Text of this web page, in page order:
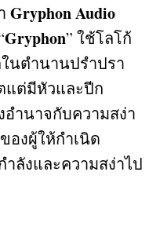
Gryphon Audio
Gryphon” ใช้โลโก้
นตำนานปรำปรา
แต่มีหัวและปีก
ำนาจกับความสง่า
องผู้ให้กำเนิด
ลังและความสง่าไป